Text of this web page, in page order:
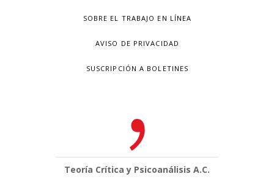
SOBRE EL TRABAJO EN LÍNEA
AVISO DE PRIVACIDAD
SUSCRIPCIÓN A BOLETINES
Teoría Crítica y Psicoanálisis A.C.